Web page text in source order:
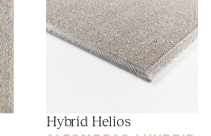
Hybrid Helios